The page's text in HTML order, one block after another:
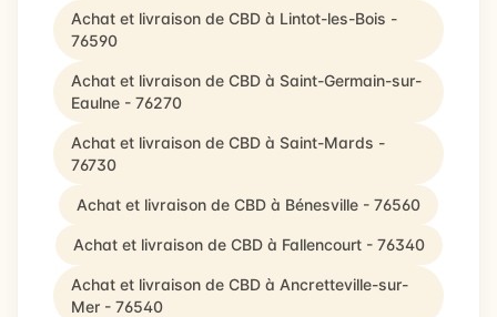
Achat et livraison de CBD à Lintot-les-Bois -
76590
Achat et livraison de CBD à Saint-Germain-sur-
Eaulne - 76270
Achat et livraison de CBD à Saint-Mards -
76730
Achat et livraison de CBD à Bénesville - 76560
Achat et livraison de CBD à Fallencourt - 76340
Achat et livraison de CBD à Ancretteville-sur-
Mer - 76540